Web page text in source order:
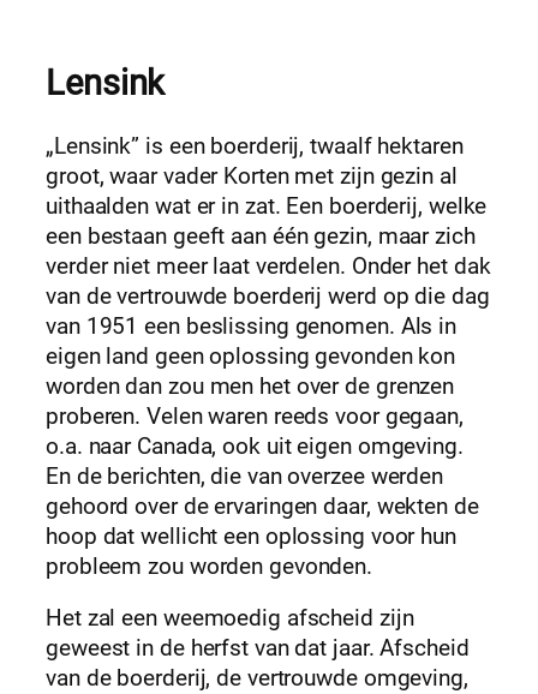
Lensink
„Lensink” is een boerderij, twaalf hektaren
groot, waar vader Korten met zijn gezin al
uithaalden wat er in zat. Een boerderij, welke
een bestaan geeft aan één gezin, maar zich
verder niet meer laat verdelen. Onder het dak
van de vertrouwde boerderij werd op die dag
van 1951 een beslissing genomen. Als in
eigen land geen oplossing gevonden kon
worden dan zou men het over de grenzen
proberen. Velen waren reeds voor gegaan,
o.a. naar Canada, ook uit eigen omgeving.
En de berichten, die van overzee werden
gehoord over de ervaringen daar, wekten de
hoop dat wellicht een oplossing voor hun
probleem zou worden gevonden.
Het zal een weemoedig afscheid zijn
geweest in de herfst van dat jaar. Afscheid
van de boerderij, de vertrouwde omgeving,